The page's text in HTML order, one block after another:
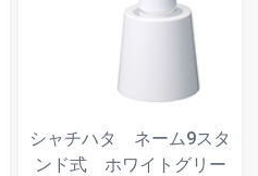
シャチハタ ネーム9スタ
ンド式 ホワイトグリー